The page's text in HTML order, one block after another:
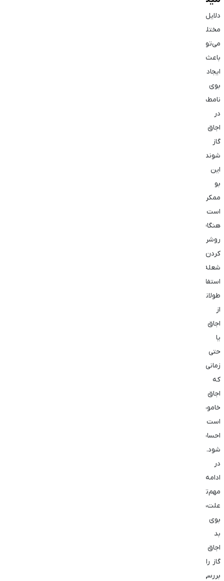
دلایل
مختلفی
می‌توانند
باعث
ایجاد
بوی
نامطبوع
در
اجاق
گاز
شوند.
این
بو
ممکن
است
هنگام
روشن
کردن
شعله،
استفاده
طولانی
از
اجاق
یا
حتی
زمانی
که
اجاق
خاموش
است
احساس
شود.
در
ادامه
مهم‌ترین
علت‌های
بوی
بد
اجاق
گاز را
بررسی